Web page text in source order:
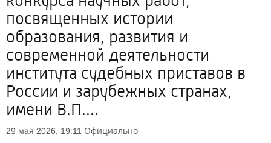
посвященных истории
образования, развития и
современной деятельности
института судебных приставов в
России и зарубежных странах,
имени В.П....
29 мая 2026, 19:11 Официально